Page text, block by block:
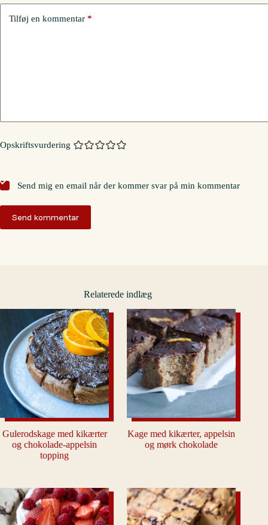
Tilføj en kommentar *
Opskriftsvurdering
Send mig en email når der kommer svar på min kommentar
Send kommentar
Relaterede indlæg
Gulerodskage med kikærter
og chokolade-appelsin
topping
Kage med kikærter, appelsin
og mørk chokolade